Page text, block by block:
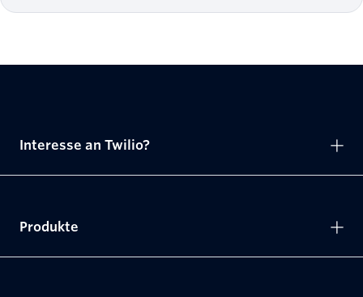
Interesse an Twilio?
Produkte